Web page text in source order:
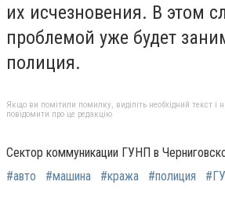
их исчезновения. В этом
проблемой уже будет
полиция.
Якщо ви помітили помилку, виділіть необхідний текст і
повідомити про це редакцію
Сектор коммуникации ГУНП в
#авто
#машина #кража #полиция